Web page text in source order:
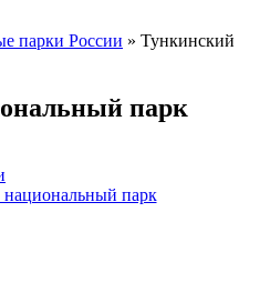
парки России » Тункинский
парк